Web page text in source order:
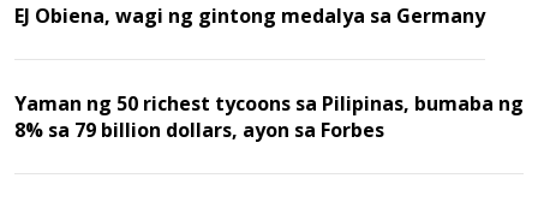
EJ Obiena, wagi ng gintong medalya sa Germany
Yaman ng 50 richest tycoons sa Pilipinas, bumaba ng
8% sa 79 billion dollars, ayon sa Forbes